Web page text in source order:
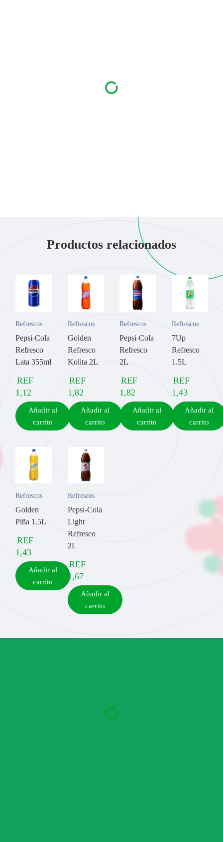
Productos relacionados
Refrescos
Pepsi-Cola
Refresco
Lata 355ml
REF
1,12
Añadir al
carrito
Refrescos
Golden
Refresco
Kolita 2L
REF
1,82
Añadir al
carrito
Refrescos
Pepsi-Cola
Refresco
2L
REF
1,82
Añadir al
carrito
Refrescos
7Up
Refresco
1.5L
REF
1,43
Añadir al
carrito
Refrescos
Golden
Piña 1.5L
REF
1,43
Añadir al
carrito
Refrescos
Pepsi-Cola
Light
Refresco
2L
REF
1,67
Añadir al
carrito